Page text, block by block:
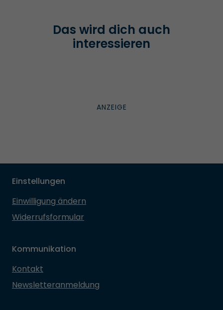
Das wird dich auch
interessieren
Einstellungen
Einwilligung ändern
Widerrufsformular
Kommunikation
Kontakt
Newsletteranmeldung